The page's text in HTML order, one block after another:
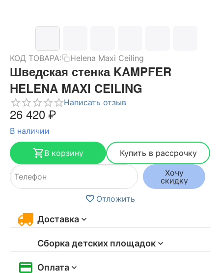
КОД ТОВАРА: Helena Maxi Ceiling
Шведская стенка KAMPFER
HELENA MAXI CEILING
Написать отзыв
26 420₽
В наличии
В корзину
Купить в рассрочку
Хочу
скидку
Отложить
Доставка
Сборка детских площадок
Оплата